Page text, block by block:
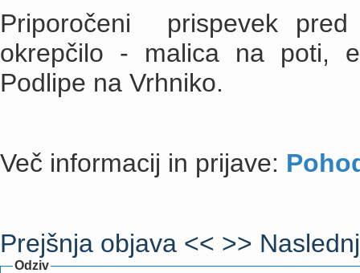
Priporočeni prispevek
okrepčilo - malica na poti,
Podlipe na Vrhniko.
Več informacij in prijave:
Prejšnja objava << >>
Odziv